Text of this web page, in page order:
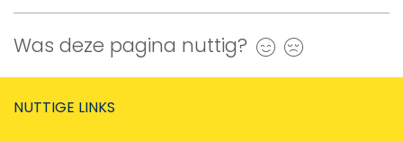
Was deze pagina nuttig? Ja
NUTTIGE LINKS